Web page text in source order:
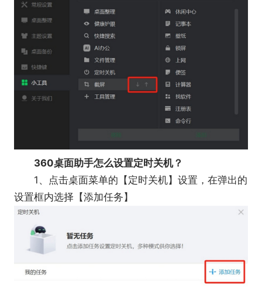
360桌面助手怎么设置定时关机？
1、点击桌面菜单的【定时关机】设置，在弹出的
设置框内选择【添加任务】